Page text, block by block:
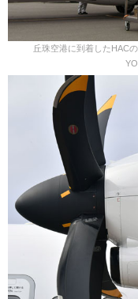
丘珠空港に到着したHAC